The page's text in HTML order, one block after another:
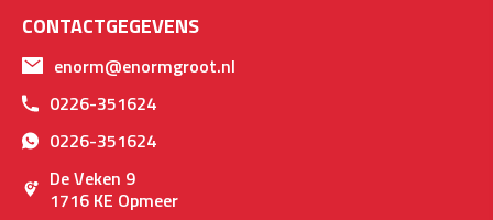
CONTACTGEGEVENS
enorm@enormgroot.nl
0226-351624
0226-351624
De Veken 9
1716 KE Opmeer